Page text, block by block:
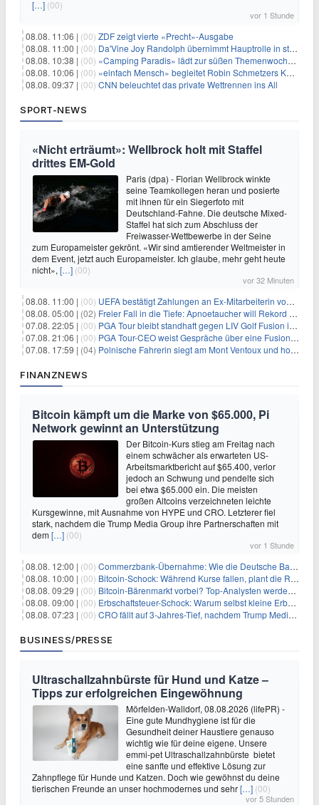
[…] (00)
vor 1 Stunde
08.08. 11:06 | (00) ZDF zeigt vierte «Precht»-Ausgabe
08.08. 11:00 | (00) Da'Vine Joy Randolph übernimmt Hauptrolle in starbesetzter schwarzer Komödie
08.08. 10:38 | (00) «Camping Paradis» lädt zur süßen Themenwoche ein
08.08. 10:06 | (00) «einfach Mensch» begleitet Robin Schmetzers Kampf gegen eine seltene Krankheit
08.08. 09:37 | (00) CNN beleuchtet das private Wettrennen ins All
SPORT-NEWS
«Nicht erträumt»: Wellbrock holt mit Staffel
drittes EM-Gold
Paris (dpa) - Florian Wellbrock winkte
seine Teamkollegen heran und posierte
mit ihnen für ein Siegerfoto mit
Deutschland-Fahne. Die deutsche Mixed-
Staffel hat sich zum Abschluss der
Freiwasser-Wettbewerbe in der Seine
zum Europameister gekrönt. «Wir sind amtierender Weltmeister in
dem Event, jetzt auch Europameister. Ich glaube, mehr geht heute
nicht», […] (00)
vor 32 Minuten
08.08. 11:00 | (00) UEFA bestätigt Zahlungen an Ex-Mitarbeiterin von Infantino
08.08. 05:00 | (02) Freier Fall in die Tiefe: Apnoetaucher will Rekord brechen
07.08. 22:05 | (00) PGA Tour bleibt standhaft gegen LIV Golf Fusion in einem sich wandelnden Sportumfeld
07.08. 21:06 | (00) PGA Tour-CEO weist Gespräche über eine Fusion mit LIV Golf zurück und bekräftigt die Wettbewerbslandschaft
07.08. 17:59 | (04) Polnische Fahrerin siegt am Mont Ventoux und holt Tour-Gelb
FINANZNEWS
Bitcoin kämpft um die Marke von $65.000, Pi
Network gewinnt an Unterstützung
Der Bitcoin-Kurs stieg am Freitag nach
einem schwächer als erwarteten US-
Arbeitsmarktbericht auf $65.400, verlor
jedoch an Schwung und pendelte sich
bei etwa $65.000 ein. Die meisten
großen Altcoins verzeichneten leichte
Kursgewinne, mit Ausnahme von HYPE und CRO. Letzterer fiel
stark, nachdem die Trump Media Group ihre Partnerschaften mit
dem[…] (00)
vor 1 Stunde
08.08. 12:00 | (00) Commerzbank-Übernahme: Wie die Deutsche Bank im Schatten zum großen Gewinner wird
08.08. 10:00 | (00) Bitcoin-Schock: Während Kurse fallen, plant die Regierung die Steuer-Bombe
08.08. 09:29 | (00) Bitcoin-Bärenmarkt vorbei? Top-Analysten werden optimistisch, aber die Geschichte sagt etwas anderes
08.08. 09:00 | (00) Erbschaftsteuer-Schock: Warum selbst kleine Erbschaften den Fiskus Millionen kosten
08.08. 07:23 | (00) CRO fällt auf 3-Jahres-Tief, nachdem Trump Media zwei große Crypto.com-Deals storniert
BUSINESS/PRESSE
Ultraschallzahnbürste für Hund und Katze –
Tipps zur erfolgreichen Eingewöhnung
Mörfelden-Walldorf, 08.08.2026 (lifePR) -
Eine gute Mundhygiene ist für die
Gesundheit deiner Haustiere genauso
wichtig wie für deine eigene. Unsere
emmi-pet Ultraschallzahnbürste bietet
eine sanfte und effektive Lösung zur
Zahnpflege für Hunde und Katzen. Doch wie gewöhnst du deine
tierischen Freunde an unser hochmodernes und sehr[…] (00)
vor 5 Stunden